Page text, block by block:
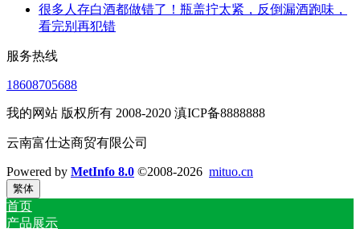
很多人存白酒都做错了！瓶盖拧太紧，反倒漏酒跑味，
看完别再犯错
服务热线
18608705688
我的网站 版权所有 2008-2020 滇ICP备8888888
云南富仕达商贸有限公司
Powered by MetInfo 8.0 ©2008-2026 mituo.cn
繁体
首页
产品展示